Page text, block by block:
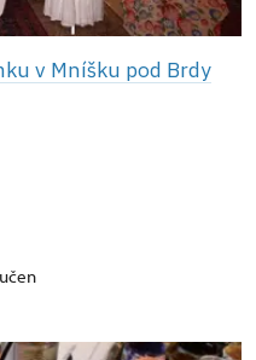
v Mníšku pod Brdy